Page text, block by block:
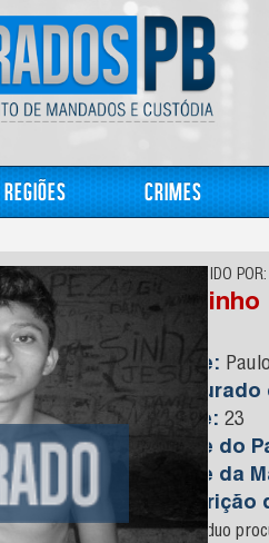
Regiões Crimes
CONHECIDO POR:
Paulinho
Nome:
Idade: 23
Nome do
Nome da
Descrição
O indivíduo